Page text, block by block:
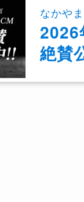
なかや
2026
絶賛